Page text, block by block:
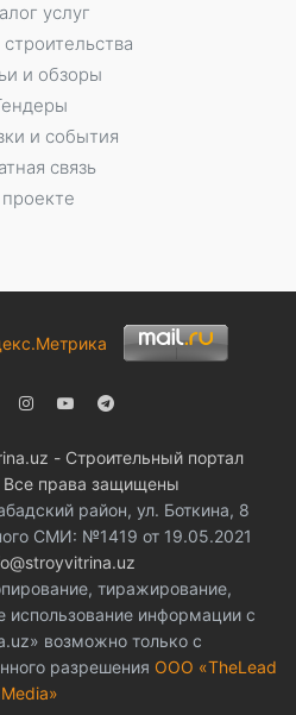
услуг
и обзоры
и события
связь
- Строительный портал
Все права защищены
район, ул. Боткина, 8
СМИ: №1419 от 19.05.2021
тиражирование,
использование информации с
возможно только с
разрешения ООО «TheLead
Media»